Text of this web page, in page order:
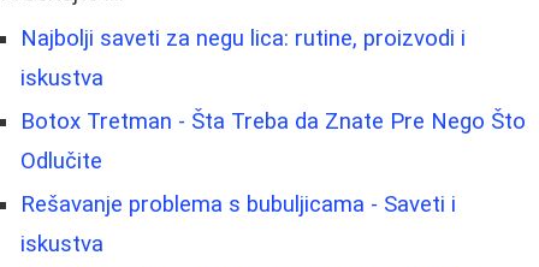
Najbolji saveti za negu lica: rutine, proizvodi i
iskustva
Botox Tretman - Šta Treba da Znate Pre Nego Što
Odlučite
Rešavanje problema s bubuljicama - Saveti i
iskustva